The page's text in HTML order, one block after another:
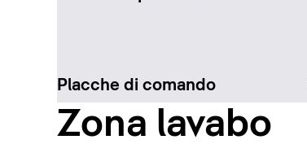
Placche di comando
Zona lavabo